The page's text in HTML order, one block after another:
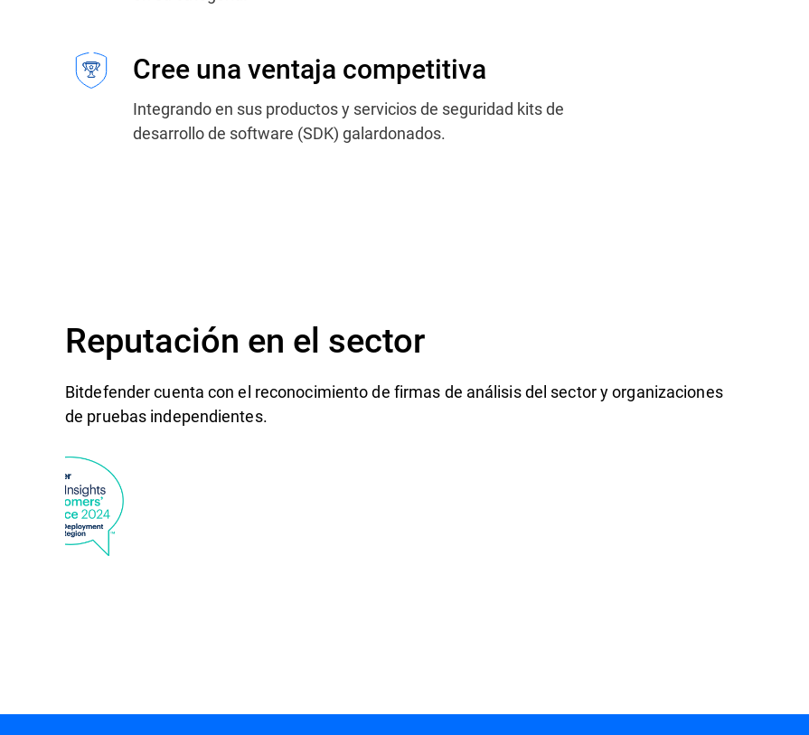
Cree una ventaja competitiva
Integrando en sus productos y servicios de seguridad kits de
desarrollo de software (SDK) galardonados.
Reputación en el sector
Bitdefender cuenta con el reconocimiento de firmas de análisis del sector y organizaciones
de pruebas independientes.